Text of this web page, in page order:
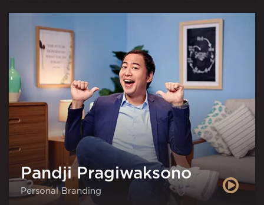
Pandji Pragiwaksono
Personal Branding